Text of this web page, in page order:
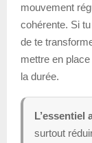
mouvement
cohérente. Si
de te
mettre en
la durée.
L’essentiel
surtout